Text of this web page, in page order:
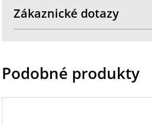
Zákaznické dotazy
Podobné produkty